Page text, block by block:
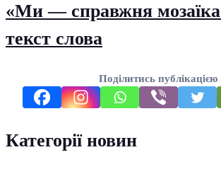
«Ми — справжня
текст слова
Поділитись публікацією
Категорії новин